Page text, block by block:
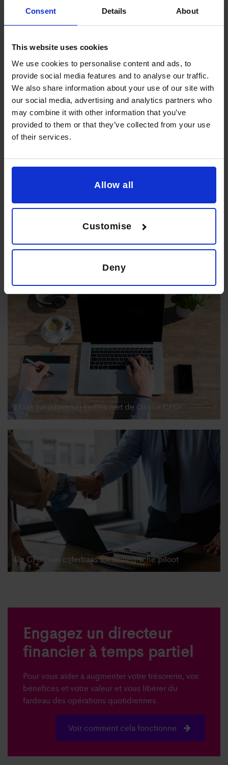
Consent Details About
This website uses cookies
We use cookies to personalise content and ads, to
provide social media features and to analyse our traffic.
We also share information about your use of our site with
our social media, advertising and analytics partners who
may combine it with other information that you’ve
provided to them or that they’ve collected from your use
of their services.
Allow all
Customise
Deny
momenteel gecoacht en begeleid om mettertijd de
verder verdienstelijk met de aanpak van de cashflow-
planning: “Wat een contrast met vroeger in de grote
groep, toen was er natuurlijk altijd geld genoeg…” Hij
budgetteert een nieuw jaarplan met de nodige
investeringen en hij begeleidt de CEO naar de
driemaandelijkse boardmeetings op de hoofdzetel van de
risicokapitaalgroep. Ook hier blijkt zijn ervaring van
goudwaarde.
maar de eerste resultaten zijn al merkbaar: een vlotte
duurzame waardecreatie dankzij de ontwikkeling of
toepassing van alle noodzakelijke financiële
bedrijfsprocessen!
Financieel
helpt uw
bovenop!
Maak (vrijblijvend) kennis met de Online CFO!
De CFO: van cijferbaas tot strategische piloot
Engagez un directeur
financier à temps partiel
Pour vous aider à augmenter votre trésorerie, vos
bénéfices et votre valeur et vous libérer du
fardeau des opérations quotidiennes.
Voir comment cela fonctionne